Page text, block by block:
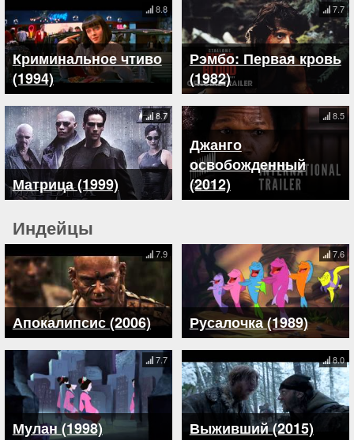
Криминальное чтиво
(1994)
8.8
Рэмбо: Первая кровь
(1982)
7.7
Матрица (1999)
8.7
Джанго
освобожденный
(2012)
8.5
Индейцы
Апокалипсис (2006)
7.9
Русалочка (1989)
7.6
Мулан (1998)
7.7
Выживший (2015)
8.0